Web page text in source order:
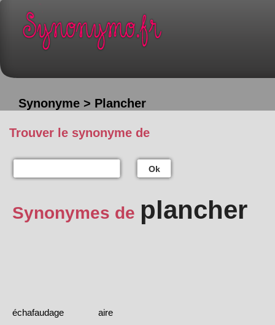
Synonyme > Plancher
Trouver le synonyme de
Ok
Synonymes de plancher
échafaudage
aire